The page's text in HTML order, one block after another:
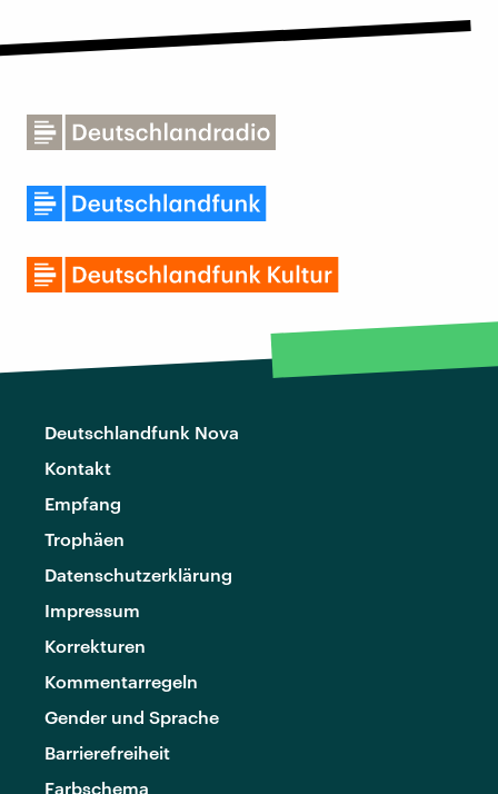
Deutschlandfunk Nova
Kontakt
Empfang
Trophäen
Datenschutzerklärung
Impressum
Korrekturen
Kommentarregeln
Gender und Sprache
Barrierefreiheit
Farbschema